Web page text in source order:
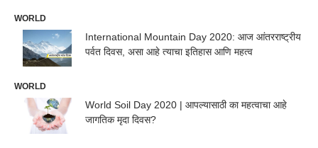
WORLD
International Mountain Day 2020: आज आंतरराष्ट्रीय
पर्वत दिवस, असा आहे त्याचा इतिहास आणि महत्व
WORLD
World Soil Day 2020 | आपल्यासाठी का महत्वाचा आहे
जागतिक मृदा दिवस?